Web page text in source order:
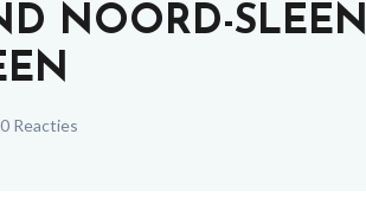
NOORD-SLEEN
0 Reacties